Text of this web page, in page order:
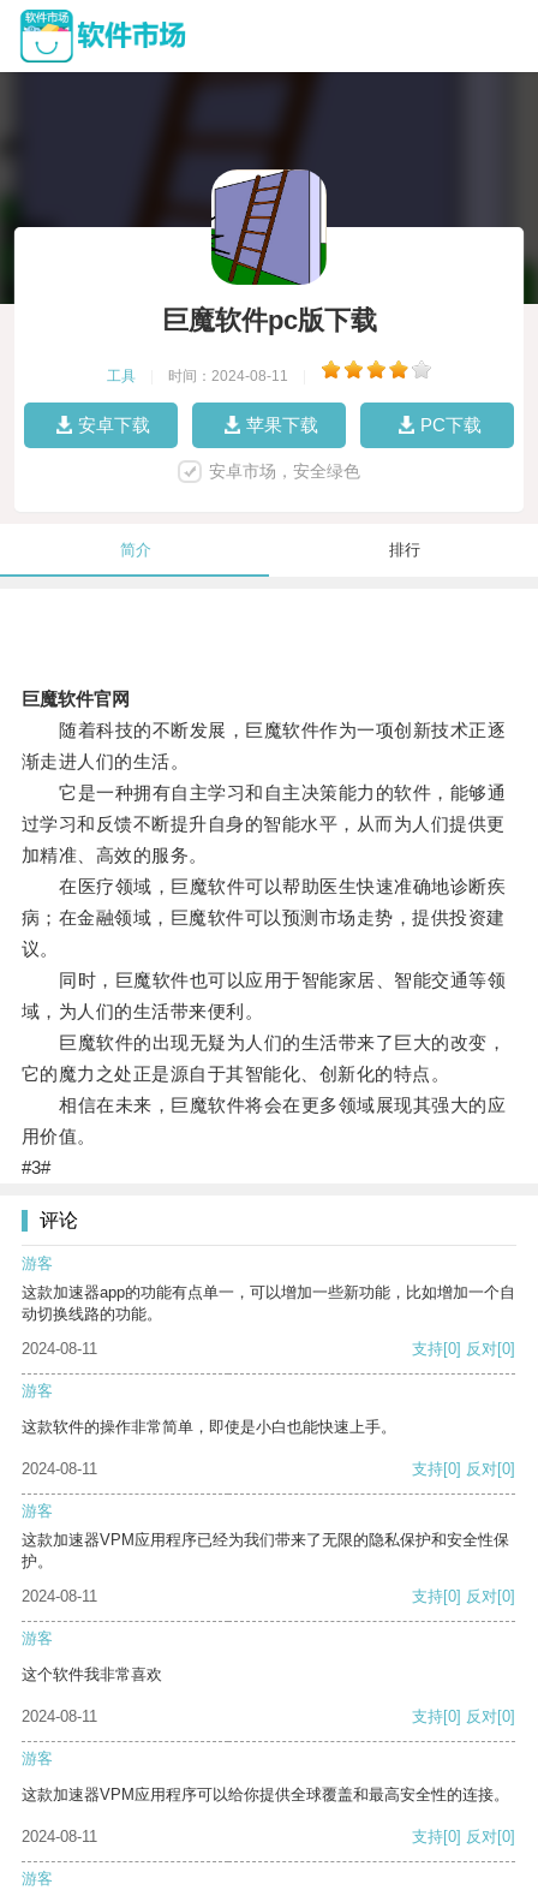
巨魔软件pc版下载
工具 时间：2024-08-11
安卓下载 苹果下载 PC下载
安卓市场，安全绿色
简介 排行
巨魔软件官网
随着科技的不断发展，巨魔软件作为一项创新技术正逐
渐走进人们的生活。
它是一种拥有自主学习和自主决策能力的软件，能够通
过学习和反馈不断提升自身的智能水平，从而为人们提供更
加精准、高效的服务。
在医疗领域，巨魔软件可以帮助医生快速准确地诊断疾
病；在金融领域，巨魔软件可以预测市场走势，提供投资建
议。
同时，巨魔软件也可以应用于智能家居、智能交通等领
域，为人们的生活带来便利。
巨魔软件的出现无疑为人们的生活带来了巨大的改变，
它的魔力之处正是源自于其智能化、创新化的特点。
相信在未来，巨魔软件将会在更多领域展现其强大的应
用价值。
#3#
评论
游客
这款加速器app的功能有点单一，可以增加一些新功能，比如增加一个自
动切换线路的功能。
2024-08-11
支持[0] 反对[0]
游客
这款软件的操作非常简单，即使是小白也能快速上手。
2024-08-11 支持[0] 反对[0]
游客
这款加速器VPM应用程序已经为我们带来了无限的隐私保护和安全性保
护。
2024-08-11
支持[0] 反对[0]
游客
这个软件我非常喜欢
2024-08-11 支持[0] 反对[0]
游客
这款加速器VPM应用程序可以给你提供全球覆盖和最高安全性的连接。
2024-08-11 支持[0] 反对[0]
游客